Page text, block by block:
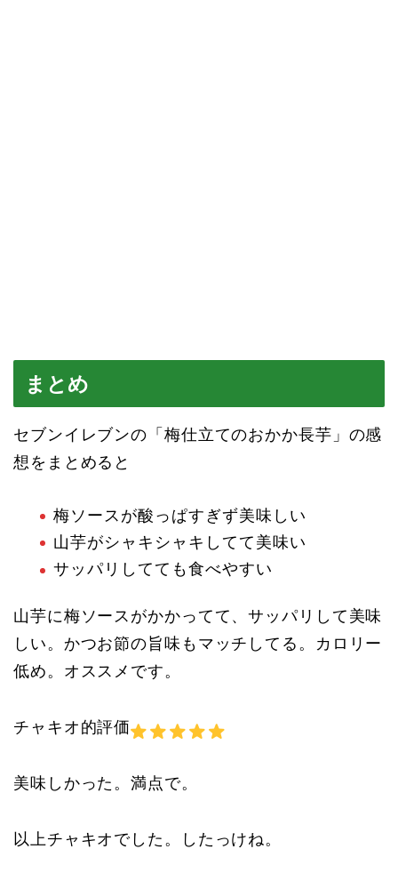
まとめ
セブンイレブンの「梅仕立てのおかか長芋」の感
想をまとめると
梅ソースが酸っぱすぎず美味しい
山芋がシャキシャキしてて美味い
サッパリしてても食べやすい
山芋に梅ソースがかかってて、サッパリして美味
しい。かつお節の旨味もマッチしてる。カロリー
低め。オススメです。
チャキオ的評価
美味しかった。満点で。
以上チャキオでした。したっけね。